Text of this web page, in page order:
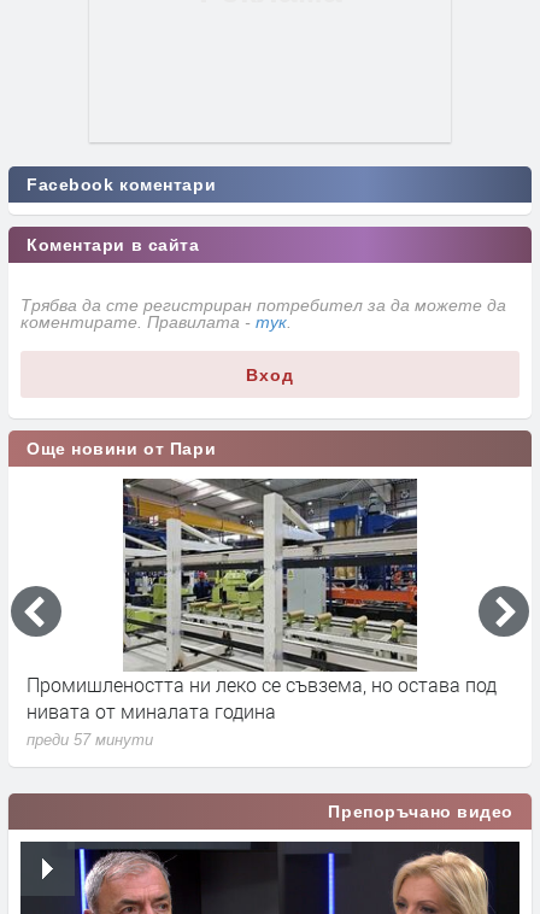
Facebook коментари
Коментари в сайта
Трябва да сте регистриран потребител за да можете да
коментирате. Правилата - тук
Вход
Още новини от Пари
остава под Инициативата „Кошница с грижа“ съвсем
преди 1 час
Препоръчано видео